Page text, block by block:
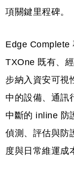
項關鍵里程碑。
Edge Complete
TXOne 既有、
步納入資安可視
中的設備、通訊
中斷的 inline 防
偵測、評估與防
度與日常維運成